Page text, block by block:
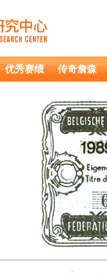
优秀赛绩 传奇詹森